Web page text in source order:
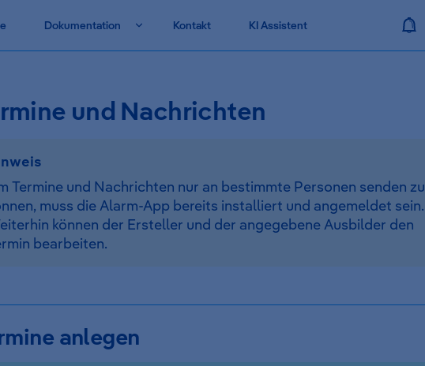
Dokumentation Kontakt KI Assistent
und Nachrichten
Termine und Nachrichten nur an bestimmte Personen senden zu
muss die Alarm-App bereits installiert und angemeldet sein.
können der Ersteller und der angegebene Ausbilder den
bearbeiten.
anlegen